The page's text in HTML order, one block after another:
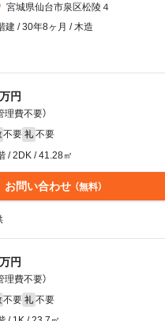
宮城県仙台市泉区松陵４
建 / 30年8ヶ月 / 木造
万円
理費不要）
不要 礼 不要
/ 2DK / 41.28㎡
お問い合わせ （無料）
万円
理費不要）
不要 礼 不要